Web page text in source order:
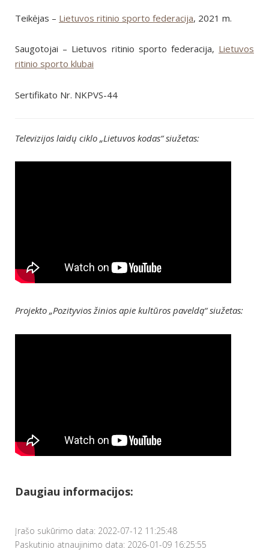
Teikėjas – Lietuvos ritinio sporto federacija, 2021 m.
Saugotojai – Lietuvos ritinio sporto federacija, Lietuvos
ritinio sporto klubai
Sertifikato Nr. NKPVS-44
Televizijos laidų ciklo „Lietuvos kodas“ siužetas:
Projekto „Pozityvios žinios apie kultūros paveldą“ siužetas:
Daugiau informacijos:
Įrašo sukūrimo data: 2022-07-12 11:25:48
Paskutinio atnaujinimo data: 2026-01-09 16:25:55